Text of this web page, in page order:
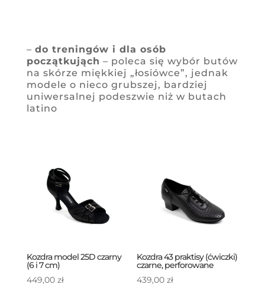
– do treningów i dla osób
początkująch – poleca się wybór butów
na skórze miękkiej „łosiówce”, jednak
modele o nieco grubszej, bardziej
uniwersalnej podeszwie niż w butach
latino
Kozdra model 25D czarny
(6 i 7 cm)
449,00 zł
Kozdra 43 praktisy (ćwiczki)
czarne, perforowane
439,00zł